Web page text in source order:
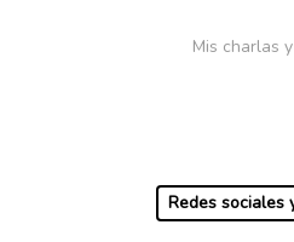
Mis charlas
Redes sociales